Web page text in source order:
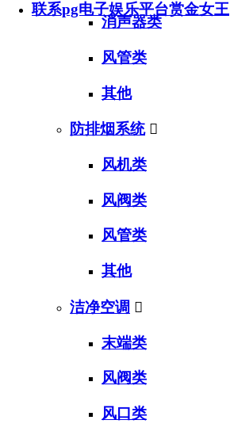
联系pg电子娱乐平台赏金女王
消声器类
风管类
其他
防排烟系统 
风机类
风阀类
风管类
其他
洁净空调 
末端类
风阀类
风口类